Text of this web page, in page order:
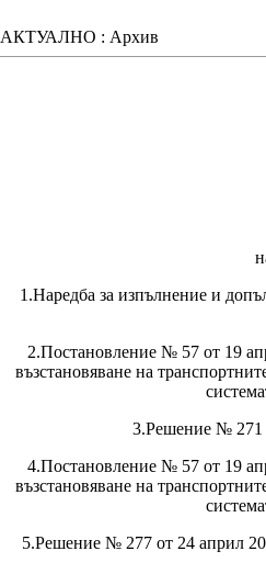
АКТУАЛНО : Архив
1.Наредба за изпълнение и
2.Постановление № 57 от 19
възстановяване на
3.Решение № 271
4.Постановление № 57 от 19
възстановяване на
5.Решение № 277 от 24 април